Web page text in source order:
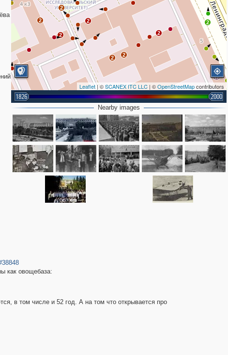
2
2
2
2
2
2
2
2
Leaflet | ©SCANEX ITC LLC | ©OpenStreetMapcontributors
1826 2000
Nearby images
как овощебаза:
в том числе и 52 год. А на том что открывается про